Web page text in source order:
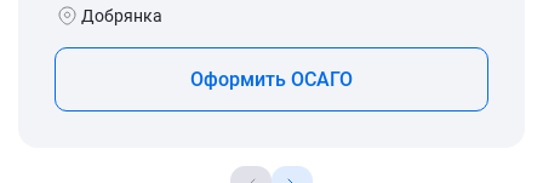
Добрянка
Оформить ОСАГО